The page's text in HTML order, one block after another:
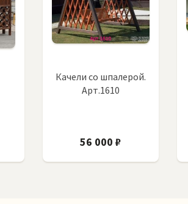
Качели со шпалерой.
Арт.1610
56 000 ₽